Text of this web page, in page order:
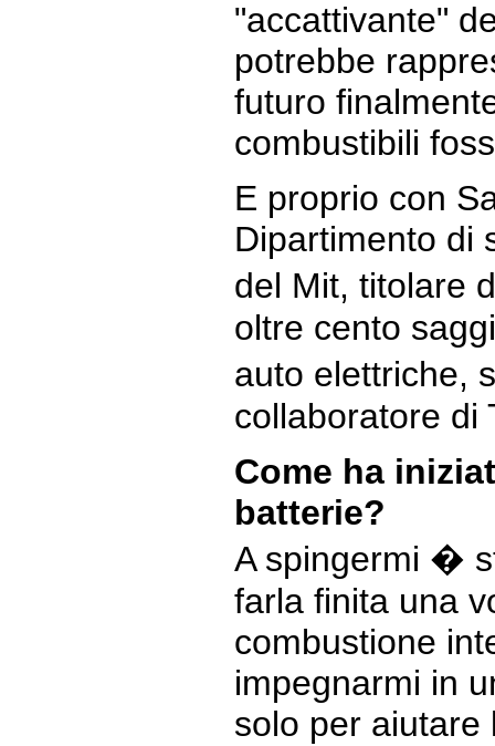
"accattivante"
potrebbe
futuro
combustibili
E proprio con
Dipartimento di
del Mit, titolare
oltre cento
auto elettriche,
collaboratore di
Come ha
batterie?
A spingermi �
farla finita una
combustione
impegnarmi in
solo per aiutare